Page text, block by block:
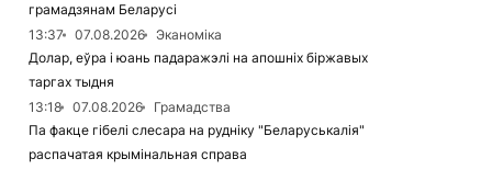
грамадзянам Беларусі
13:37
07.08.2026
Эканоміка
Долар, еўра і юань падаражэлі на апошніх біржавых
таргах тыдня
13:18
07.08.2026
Грамадства
Па факце гібелі слесара на рудніку "Беларуськалія"
распачатая крымінальная справа